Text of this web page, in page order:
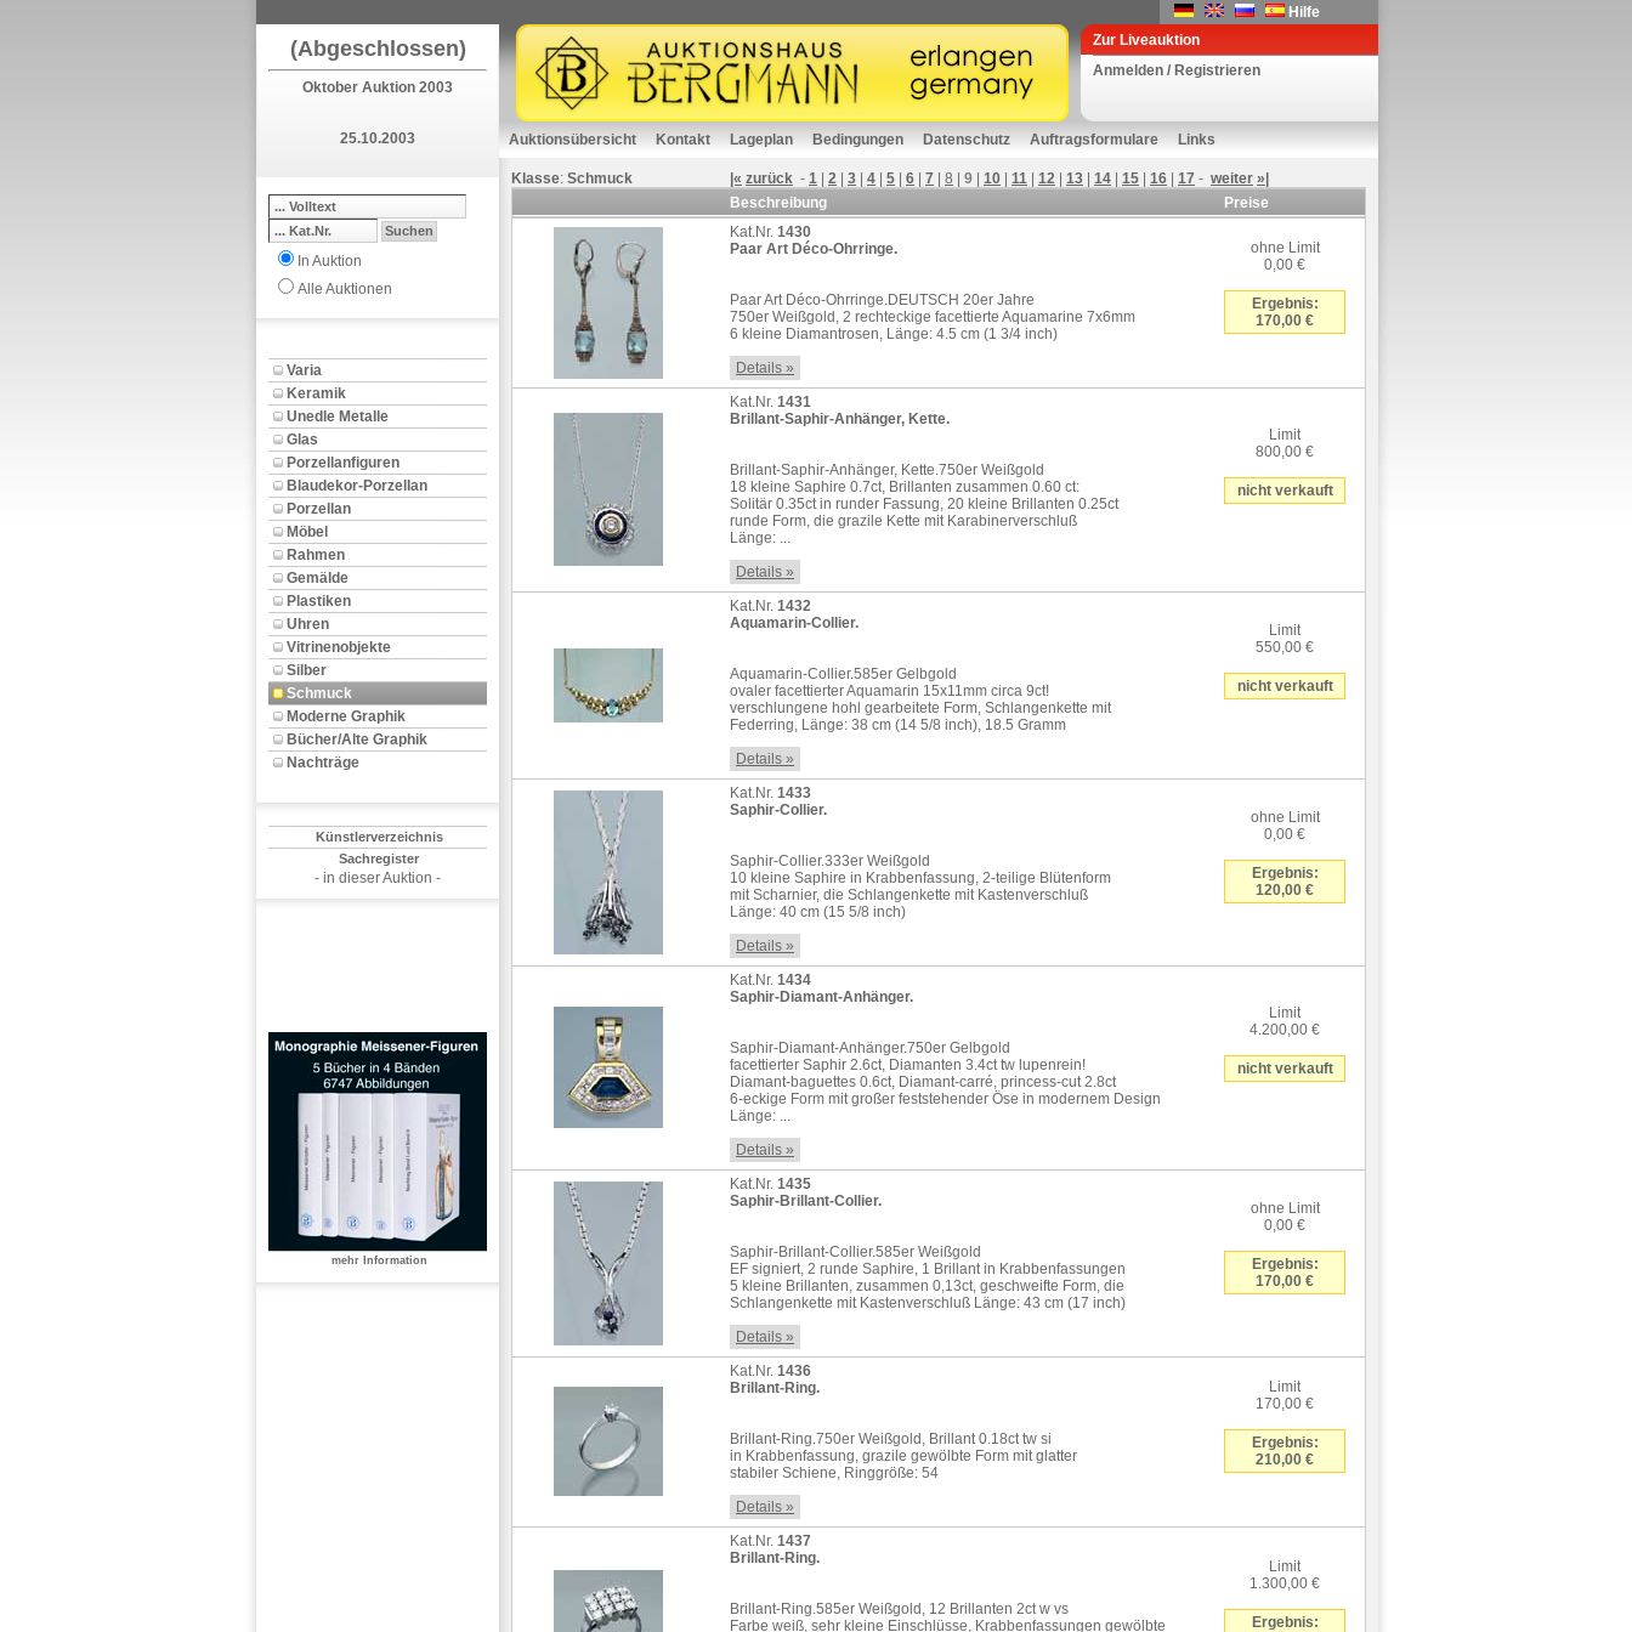
Hilfe
(Abgeschlossen)
Oktober Auktion 2003
25.10.2003
In Auktion
Alle Auktionen
Varia
Keramik
Unedle Metalle
Glas
Porzellanfiguren
Blaudekor-Porzellan
Porzellan
Möbel
Rahmen
Gemälde
Plastiken
Uhren
Vitrinenobjekte
Silber
Schmuck
Moderne Graphik
Bücher/Alte Graphik
Nachträge
Künstlerverzeichnis
Sachregister
- in dieser Auktion -
mehr Information
Zur Liveauktion
Anmelden / Registrieren
Auktionsübersicht Kontakt Lageplan Bedingungen Datenschutz Auftragsformulare Links
Klasse: Schmuck |« zurück - 1 2 3 4 5 6 7 8 9 10 11 12 13 14 15 16 17 - weiter »|
Beschreibung
Preise
Kat.Nr. 1430
Paar Art Déco-Ohrringe.
Paar Art Déco-Ohrringe.DEUTSCH 20er Jahre
750er Weißgold, 2 rechteckige facettierte Aquamarine 7x6mm
6 kleine Diamantrosen, Länge: 4.5 cm (1 3/4 inch)
Details »
ohne Limit
0,00 €
Ergebnis:
170,00 €
Kat.Nr. 1431
Brillant-Saphir-Anhänger, Kette.
Brillant-Saphir-Anhänger, Kette.750er Weißgold
18 kleine Saphire 0.7ct, Brillanten zusammen 0.60 ct:
Solitär 0.35ct in runder Fassung, 20 kleine Brillanten 0.25ct
runde Form, die grazile Kette mit Karabinerverschluß
Länge: ...
Details »
Limit
800,00 €
nicht verkauft
Kat.Nr. 1432
Aquamarin-Collier.
Aquamarin-Collier.585er Gelbgold
ovaler facettierter Aquamarin 15x11mm circa 9ct!
verschlungene hohl gearbeitete Form, Schlangenkette mit
Federring, Länge: 38 cm (14 5/8 inch), 18.5 Gramm
Details »
Limit
550,00 €
nicht verkauft
Kat.Nr. 1433
Saphir-Collier.
Saphir-Collier.333er Weißgold
10 kleine Saphire in Krabbenfassung, 2-teilige Blütenform
mit Scharnier, die Schlangenkette mit Kastenverschluß
Länge: 40 cm (15 5/8 inch)
Details »
ohne Limit
0,00 €
Ergebnis:
120,00 €
Kat.Nr. 1434
Saphir-Diamant-Anhänger.
Saphir-Diamant-Anhänger.750er Gelbgold
facettierter Saphir 2.6ct, Diamanten 3.4ct tw lupenrein!
Diamant-baguettes 0.6ct, Diamant-carré, princess-cut 2.8ct
6-eckige Form mit großer feststehender Öse in modernem Design
Länge: ...
Details »
Limit
4.200,00 €
nicht verkauft
Kat.Nr. 1435
Saphir-Brillant-Collier.
Saphir-Brillant-Collier.585er Weißgold
EF signiert, 2 runde Saphire, 1 Brillant in Krabbenfassungen
5 kleine Brillanten, zusammen 0,13ct, geschweifte Form, die
Schlangenkette mit Kastenverschluß Länge: 43 cm (17 inch)
Details »
ohne Limit
0,00 €
Ergebnis:
170,00 €
Kat.Nr. 1436
Brillant-Ring.
Brillant-Ring.750er Weißgold, Brillant 0.18ct tw si
in Krabbenfassung, grazile gewölbte Form mit glatter
stabiler Schiene, Ringgröße: 54
Details »
Limit
170,00 €
Ergebnis:
210,00 €
Kat.Nr. 1437
Brillant-Ring.
Brillant-Ring.585er Weißgold, 12 Brillanten 2ct w vs
Farbe weiß, sehr kleine Einschlüsse, Krabbenfassungen gewölbte
Limit
1.300,00 €
Ergebnis: